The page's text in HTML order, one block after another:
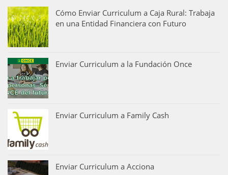
Cómo Enviar Curriculum a Caja Rural: Trabaja
en una Entidad Financiera con Futuro
Enviar Curriculum a la Fundación Once
Enviar Curriculum a Family Cash
Enviar Curriculum a Acciona